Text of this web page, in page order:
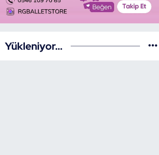
Yükleniyor...